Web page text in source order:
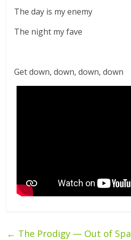
The day is my enemy
The night my fave
Get down, down, down, down
← The Prodigy — Out of